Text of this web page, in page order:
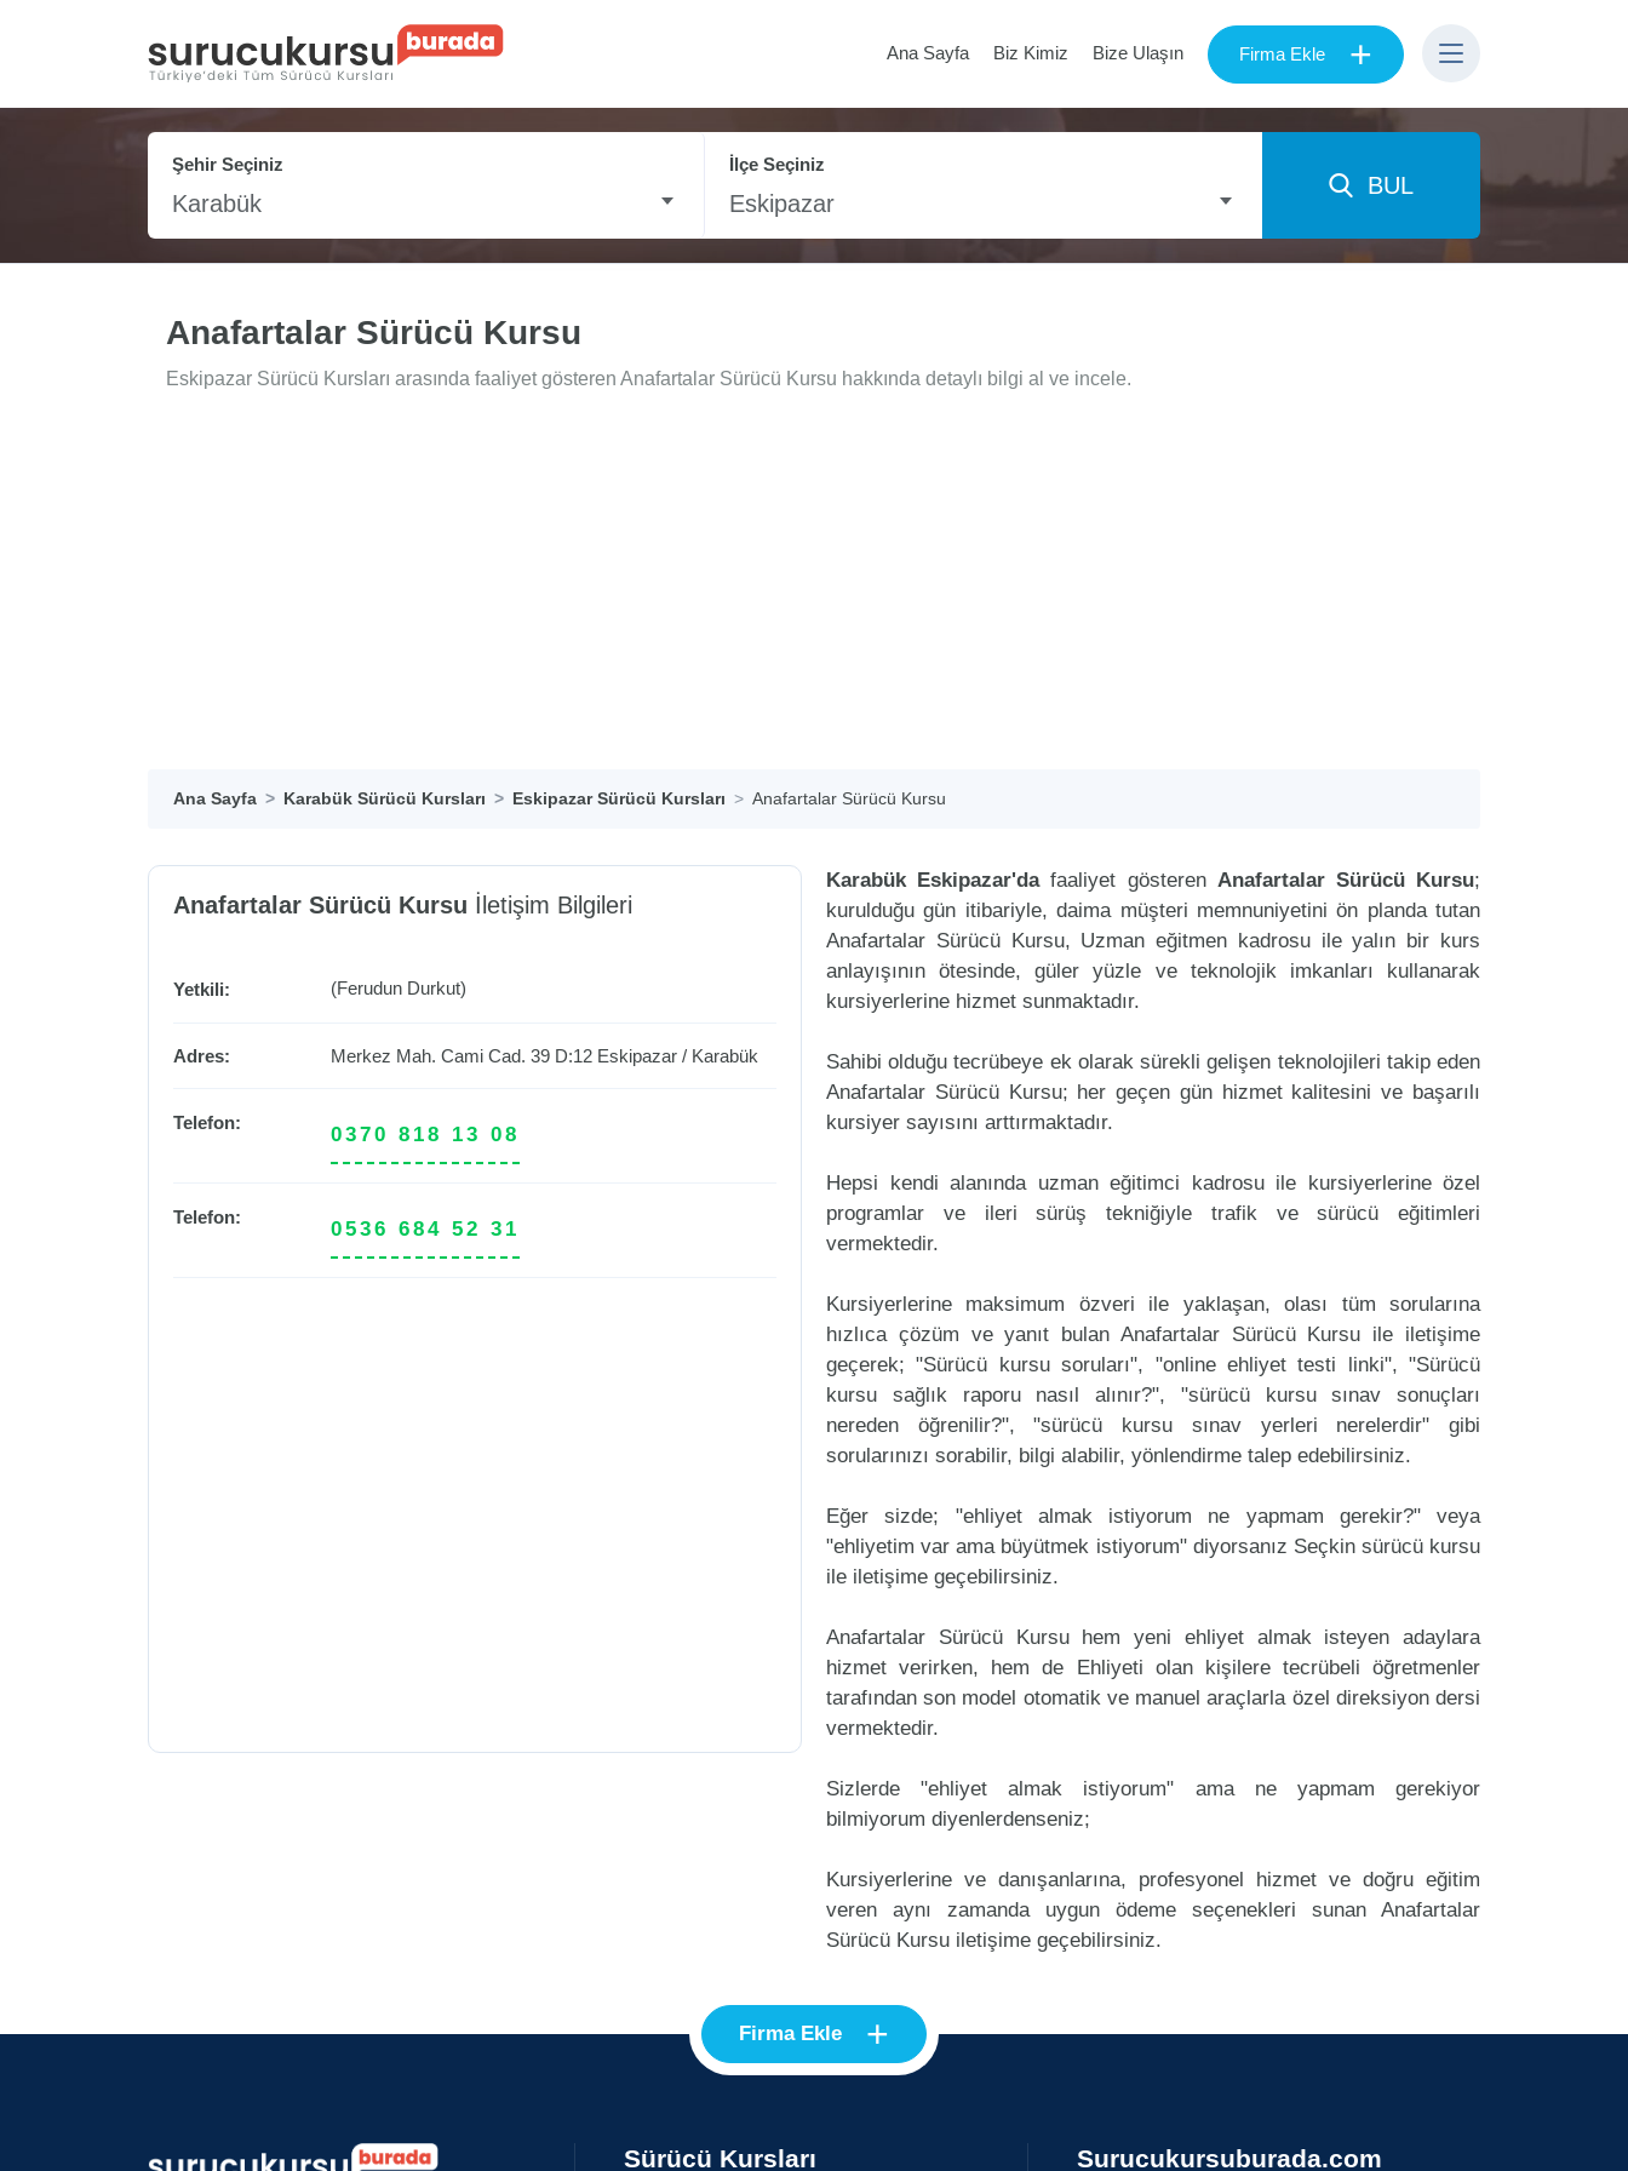
Ana Sayfa Biz Kimiz Bize Ulaşın Firma Ekle +
Şehir Seçiniz
Karabük
İlçe Seçiniz
Eskipazar
BUL
Anafartalar Sürücü Kursu
Eskipazar Sürücü Kursları arasında faaliyet gösteren Anafartalar Sürücü Kursu hakkında detaylı bilgi al ve incele.
Ana Sayfa Karabük Sürücü Kursları Eskipazar Sürücü Kursları Anafartalar Sürücü Kursu
Anafartalar Sürücü Kursu İletişim Bilgileri
Yetkili: (Ferudun Durkut)
Adres: Merkez Mah. Cami Cad. 39 D:12 Eskipazar/ Karabük
Telefon:
0370 818 13 08
Telefon:
0536 684 52 31
Karabük Eskipazar'dafaaliyet gösteren Anafartalar Sürücü Kursu;
kurulduğu gün itibariyle, daima müşteri memnuniyetini ön planda tutan
Anafartalar Sürücü Kursu, Uzman eğitmen kadrosu ile yalın bir kurs
anlayışının ötesinde, güler yüzle ve teknolojik imkanları kullanarak
kursiyerlerine hizmet sunmaktadır.
Sahibi olduğu tecrübeye ek olarak sürekli gelişen teknolojileri takip eden
Anafartalar Sürücü Kursu; her geçen gün hizmet kalitesini ve başarılı
kursiyer sayısını arttırmaktadır.
Hepsi kendi alanında uzman eğitimci kadrosu ile kursiyerlerine özel
programlar ve ileri sürüş tekniğiyle trafik ve sürücü eğitimleri
vermektedir.
Kursiyerlerine maksimum özveri ile yaklaşan, olası tüm sorularına
hızlıca çözüm ve yanıt bulan Anafartalar Sürücü Kursu ile iletişime
geçerek; "Sürücü kursu soruları", "online ehliyet testi linki", "Sürücü
kursu sağlık raporu nasıl alınır?", "sürücü kursu sınav sonuçları
nereden öğrenilir?", "sürücü kursu sınav yerleri nerelerdir" gibi
sorularınızı sorabilir, bilgi alabilir, yönlendirme talep edebilirsiniz.
Eğer sizde; "ehliyet almak istiyorum ne yapmam gerekir?" veya
"ehliyetim var ama büyütmek istiyorum" diyorsanız Seçkin sürücü kursu
ile iletişime geçebilirsiniz.
Anafartalar Sürücü Kursu hem yeni ehliyet almak isteyen adaylara
hizmet verirken, hem de Ehliyeti olan kişilere tecrübeli öğretmenler
tarafından son model otomatik ve manuel araçlarla özel direksiyon dersi
vermektedir.
Sizlerde "ehliyet almak istiyorum" ama ne yapmam gerekiyor
bilmiyorum diyenlerdenseniz;
Kursiyerlerine ve danışanlarına, profesyonel hizmet ve doğru eğitim
veren aynı zamanda uygun ödeme seçenekleri sunan Anafartalar
Sürücü Kursu iletişime geçebilirsiniz.
Firma Ekle +
Sürücü Kursları Surucukursuburada.com